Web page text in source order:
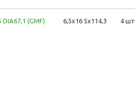
(GMF) 6,5x16 5x114,3 4 шт.